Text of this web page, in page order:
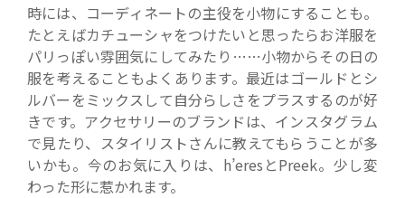
時には、コーディネートの主役を小物にすることも。
たとえばカチューシャをつけたいと思ったらお洋服を
パリっぽい雰囲気にしてみたり……小物からその日の
服を考えることもよくあります。最近はゴールドとシ
ルバーをミックスして自分らしさをプラスするのが好
きです。アクセサリーのブランドは、インスタグラム
で見たり、スタイリストさんに教えてもらうことが多
いかも。今のお気に入りは、h’eresとPreek。少し変
わった形に惹かれます。